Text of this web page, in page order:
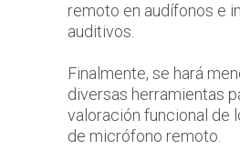
remoto en audífonos e
auditivos.
Finalmente, se hará
diversas herramientas
valoración funcional de
de micrófono remoto.